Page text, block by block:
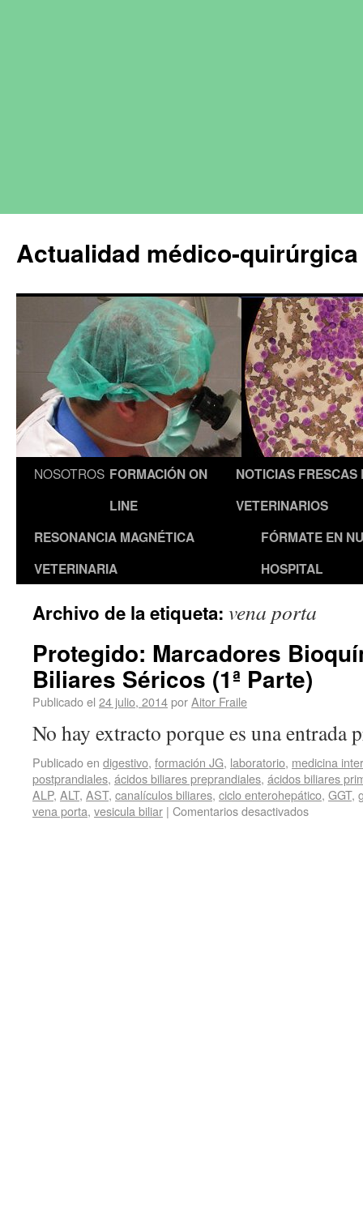
Actualidad médico-
NOSOTROS FORMACIÓN ON
LINE
NOTICIAS FRESCAS
VETERINARIOS
RESONANCIA MAGNÉTICA
VETERINARIA
FÓRMATE EN
HOSPITAL
Archivo de la etiqueta: vena porta
Protegido: Marcadores
Biliares Séricos (1ª Parte)
Publicado el 24 julio, 2014porAitor Fraile
No hay extracto porque es una entrada
Publicado en digestivo, formación JG, laboratorio, medicina
postprandiales, ácidos biliares preprandiales, ácidos biliares
ALP, ALT, AST, canalículos biliares, ciclo enterohepático, GGT,
vena porta, vesicula biliar | Comentarios desactivados